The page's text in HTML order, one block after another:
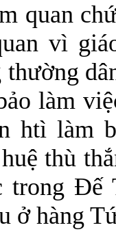
quan
vì
thường
làm
htì làm
thù
trong
ở hàng